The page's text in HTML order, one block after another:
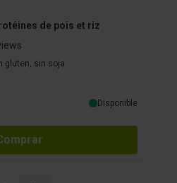
de pois et riz
gluten, sin soja
Disponible